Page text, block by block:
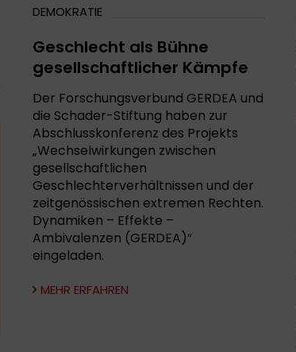
DEMOKRATIE
Geschlecht als Bühne
gesellschaftlicher Kämpfe
Der Forschungsverbund GERDEA und
die Schader-Stiftung haben zur
Abschlusskonferenz des Projekts
„Wechselwirkungen zwischen
gesellschaftlichen
Geschlechterverhältnissen und der
zeitgenössischen extremen Rechten.
Dynamiken – Effekte –
Ambivalenzen (GERDEA)“
eingeladen.
MEHR ERFAHREN